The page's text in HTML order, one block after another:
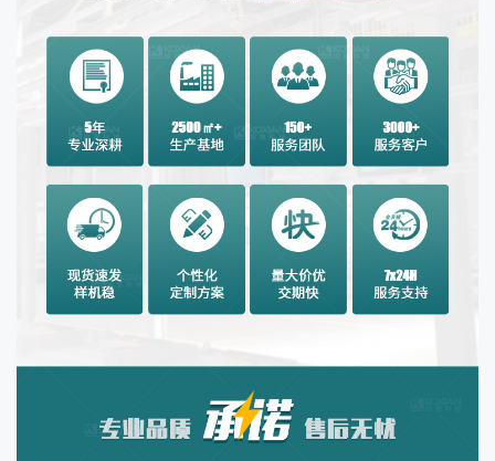
颜色分类 黑色
3C证书编辑 2022010901475242
能效备案号
20221017-301100-
586622653107014